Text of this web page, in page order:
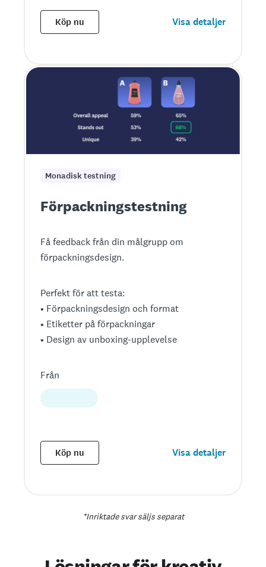
Köp nu Visa detaljer
Monadisk testning
Förpackningstestning
Få feedback från din målgrupp om
förpackningsdesign.
Perfekt för att testa:
• Förpackningsdesign och format
• Etiketter på förpackningar
• Design av unboxing-upplevelse
Från
Köp nu Visa detaljer
*Inriktade svar säljs separat